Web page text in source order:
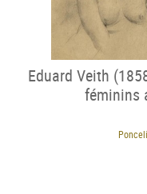
Eduard Veith
féminins